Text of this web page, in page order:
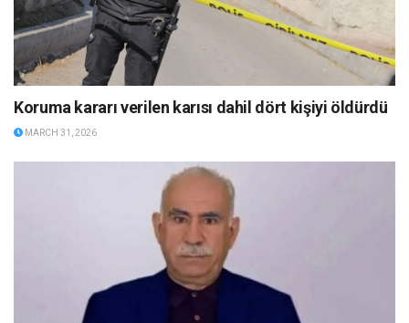
Koruma kararı verilen karısı dahil dört kişiyi öldürdü
MARCH 31, 2026